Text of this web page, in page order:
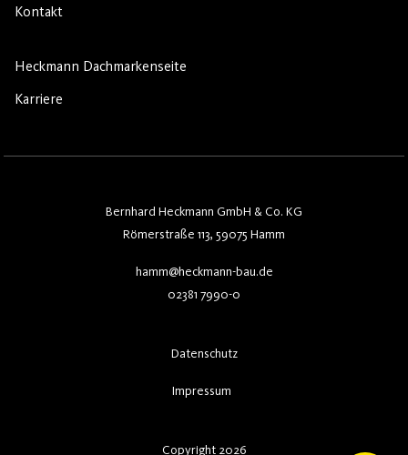
Kontakt
Heckmann Dachmarkenseite
Karriere
Bernhard Heckmann GmbH & Co. KG
Römerstraße 113, 59075 Hamm
hamm@heckmann-bau.de
02381 7990-0
Datenschutz
Impressum
Copyright 2026